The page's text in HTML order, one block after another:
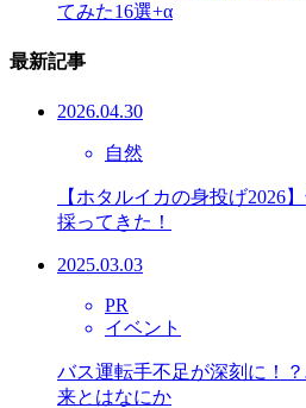
てみた16選+α
最新記事
2026.04.30
自然
【ホタルイカの身投げ2026
採ってきた！
2025.03.03
PR
イベント
バス運転手不足が深刻に！
来とはなにか